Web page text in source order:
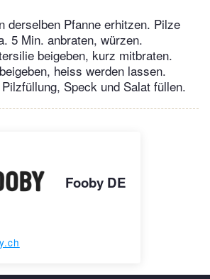
derselben Pfanne erhitzen. Pilze
5 Min. anbraten, würzen.
beigeben, kurz mitbraten.
heiss werden lassen.
Speck und Salat füllen.
Fooby DE